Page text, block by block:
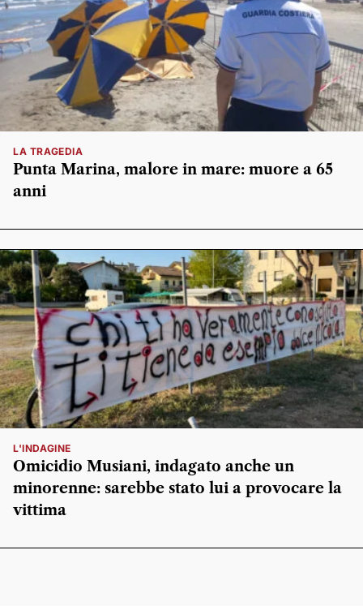
LA TRAGEDIA
Punta Marina, malore in mare: muore a 65
anni
L'INDAGINE
Omicidio Musiani, indagato anche un
minorenne: sarebbe stato lui a provocare la
vittima